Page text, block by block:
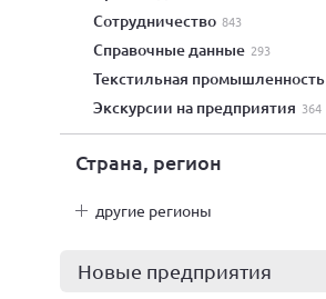
сотрудничество 843
справочные данные 293
текстильная промышленность
экскурсии на предприятия 364
Страна, регион
другие регионы
Новые предприятия